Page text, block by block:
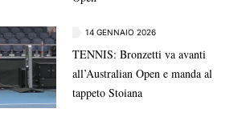
14 GENNAIO 2026
TENNIS: Bronzetti va avanti
all’Australian Open e manda al
tappeto Stoiana